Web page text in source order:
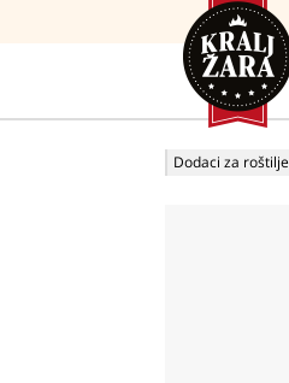
Dodaci za roštilje